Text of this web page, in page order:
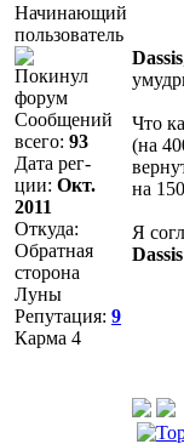
Начинающий
пользователь
Покинул
форум
Сообщений
всего: 93
Дата рег-
ции: Окт.
2011
Откуда:
Обратная
сторона
Луны
Репутация: 9
Карма 4
Dassis
Что
(на
на
Я
Dassis